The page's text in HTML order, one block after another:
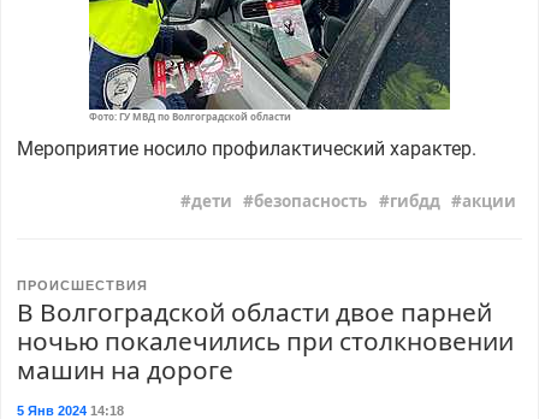
Фото: ГУ МВД по Волгоградской области
Мероприятие носило профилактический характер.
дети безопасность гибдд акции
ПРОИСШЕСТВИЯ
В Волгоградской области двое парней
ночью покалечились при столкновении
машин на дороге
5 Янв 202414:18